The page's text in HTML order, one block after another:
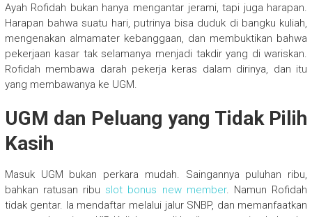
Ayah Rofidah bukan hanya mengantar jerami, tapi juga harapan.
Harapan bahwa suatu hari, putrinya bisa duduk di bangku kuliah,
mengenakan almamater kebanggaan, dan membuktikan bahwa
pekerjaan kasar tak selamanya menjadi takdir yang di wariskan.
Rofidah membawa darah pekerja keras dalam dirinya, dan itu
yang membawanya ke UGM.
UGM dan Peluang yang Tidak Pilih
Kasih
Masuk UGM bukan perkara mudah. Saingannya puluhan ribu,
bahkan ratusan ribu slot bonus new member. Namun Rofidah
tidak gentar. Ia mendaftar melalui jalur SNBP, dan memanfaatkan